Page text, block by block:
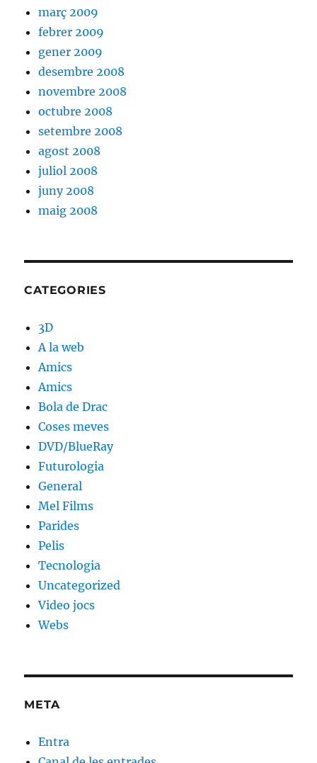
març 2009
febrer 2009
gener 2009
desembre 2008
novembre 2008
octubre 2008
setembre 2008
agost 2008
juliol 2008
juny 2008
maig 2008
CATEGORIES
3D
A la web
Amics
Amics
Bola de Drac
Coses meves
DVD/BlueRay
Futurologia
General
Mel Films
Parides
Pelis
Tecnologia
Uncategorized
Video jocs
Webs
META
Entra